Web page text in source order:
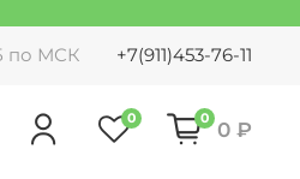
по МСК +7(911)453-76-11
0 0 0 ₽